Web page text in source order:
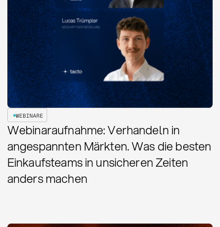
WEBINARE
Webinaraufnahme: Verhandeln in
angespannten Märkten. Was die besten
Einkaufsteams in unsicheren Zeiten
anders machen